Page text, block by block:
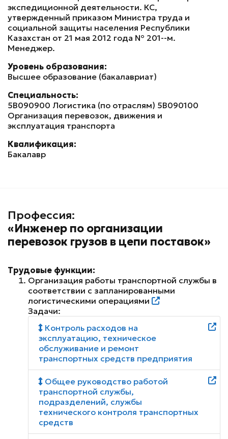
экспедиционной деятельности. КС,
утвержденный приказом Министра труда и
социальной защиты населения Республики
Казахстан от 21 мая 2012 года № 201-ө-м.
Менеджер.
Уровень образования:
Высшее образование (бакалавриат)
Специальность:
5В090900 Логистика (по отраслям) 5В090100
Организация перевозок, движения и
эксплуатация транспорта
Квалификация:
Бакалавр
Профессия:
«Инженер по организации
перевозок грузов в цепи поставок»
Трудовые функции:
Организация работы транспортной службы в
соответствии с запланированными
логистическими операциями
Задачи:
Контроль расходов на
эксплуатацию, техническое
обслуживание и ремонт
транспортных средств предприятия
Общее руководство работой
транспортной службы,
подразделений, службы
технического контроля транспортных
средств